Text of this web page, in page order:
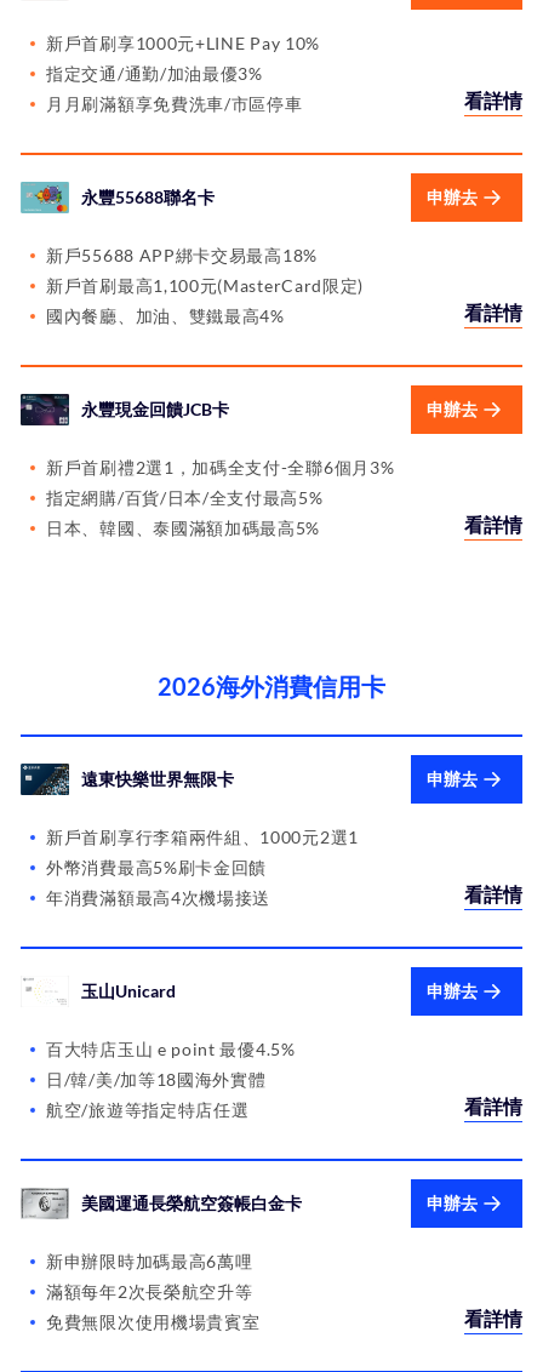
新戶首刷享1000元+LINE Pay 10%
指定交通/通勤/加油最優3%
月月刷滿額享免費洗車/市區停車
看詳情
永豐55688聯名卡 申辦去
新戶55688 APP綁卡交易最高18%
新戶首刷最高1,100元(MasterCard限定)
國內餐廳、加油、雙鐵最高4%
看詳情
永豐現金回饋JCB卡 申辦去
新戶首刷禮2選1，加碼全支付-全聯6個月3%
指定網購/百貨/日本/全支付最高5%
日本、韓國、泰國滿額加碼最高5%
看詳情
2026海外消費信用卡
遠東快樂世界無限卡 申辦去
新戶首刷享行李箱兩件組、1000元2選1
外幣消費最高5%刷卡金回饋
年消費滿額最高4次機場接送
看詳情
玉山Unicard 申辦去
百大特店玉山 e point 最優4.5%
日/韓/美/加等18國海外實體
航空/旅遊等指定特店任選
看詳情
美國運通長榮航空簽帳白金卡 申辦去
新申辦限時加碼最高6萬哩
滿額每年2次長榮航空升等
免費無限次使用機場貴賓室
看詳情